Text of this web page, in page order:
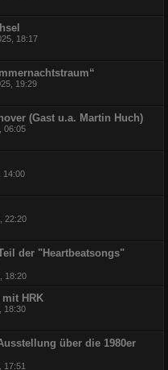
18:17
19:29
(Gast u.a. Martin Huch)
06:05
14:00
22:20
der "Heartbeatsongs"
18:20
HRK
18:30
über die 1980er
17:51